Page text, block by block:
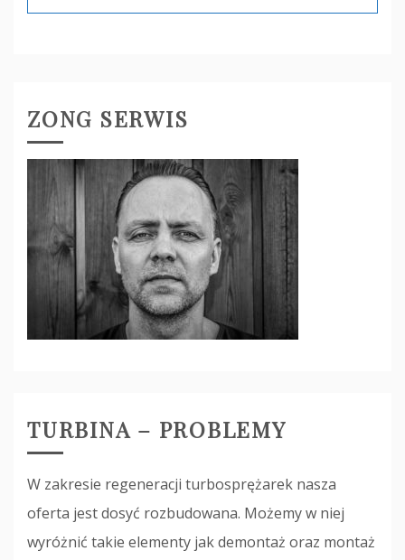
ZONG SERWIS
TURBINA – PROBLEMY
W zakresie regeneracji turbosprężarek nasza
oferta jest dosyć rozbudowana. Możemy w niej
wyróżnić takie elementy jak demontaż oraz montaż